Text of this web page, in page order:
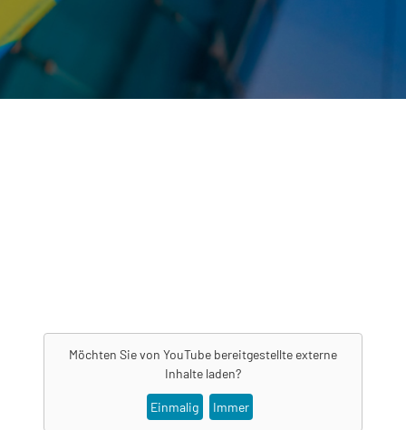
Möchten Sie von YouTube bereitgestellte externe
Inhalte laden?
Einmalig Immer